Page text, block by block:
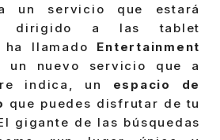
un servicio que estará
dirigido a las tablet
llamado Entertainment
un nuevo servicio que a
indica, un
espacio de
que puedes disfrutar de tu
gigante de las búsquedas